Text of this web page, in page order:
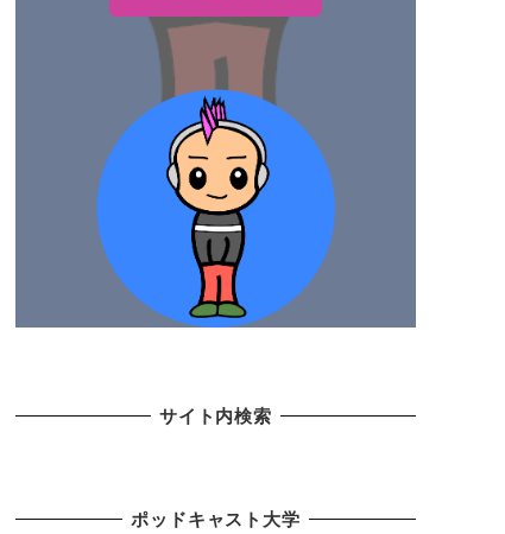
サイト内検索
ポッドキャスト大学